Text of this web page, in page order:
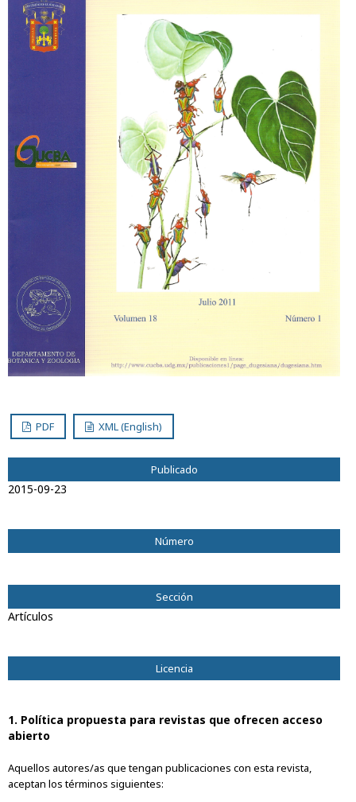
PDF XML (English)
Publicado
2015-09-23
Número
Sección
Artículos
Licencia
1. Política propuesta para revistas que ofrecen acceso
abierto
Aquellos autores/as que tengan publicaciones con esta revista,
aceptan los términos siguientes: